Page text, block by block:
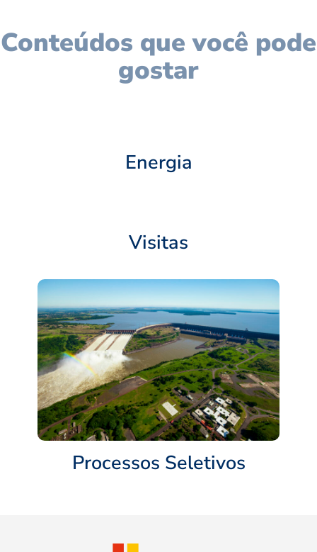
Conteúdos que você pode
gostar
Energia
Visitas
Processos Seletivos